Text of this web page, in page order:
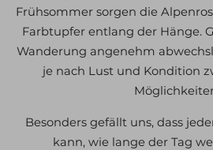
Frühsommer sorgen die
Farbtupfer entlang der Hänge.
Wanderung angenehm
je nach Lust und Kondition
Besonders gefällt uns, dass
kann, wie lange der Tag